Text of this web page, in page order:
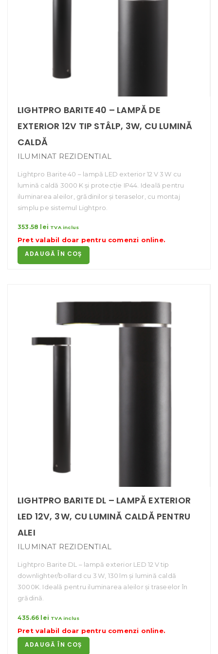
LIGHTPRO BARITE 40 – LAMPĂ DE
EXTERIOR 12V TIP STÂLP, 3W, CU LUMINĂ
CALDĂ
ILUMINAT REZIDENTIAL
Lightpro Barite 40 – lampă LED exterior 12 V 3 W cu
lumină caldă 3000 K și protecție IP44. Ideală pentru
iluminarea aleilor, grădinilor și teraselor, cu montaj
simplu pe sistemul Lightpro.
353.58 lei TVA inclus
Pret valabil doar pentru comenzi online.
ADAUGĂ ÎN COȘ
LIGHTPRO BARITE DL – LAMPĂ EXTERIOR
LED 12V, 3 W, CU LUMINĂ CALDĂ PENTRU
ALEI
ILUMINAT REZIDENTIAL
Lightpro Barite DL – lampă exterior LED 12 V tip
downlighter/bollard cu 3 W, 130 lm și lumină caldă
3000K. Ideală pentru iluminarea aleilor și traseelor în
grădină.
435.66 lei TVA inclus
Pret valabil doar pentru comenzi online.
ADAUGĂ ÎN COȘ